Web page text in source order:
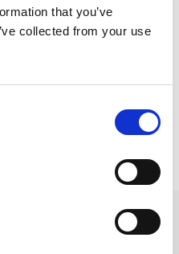
that you’ve
collected from your use
2027 /
Veckokalender
2027 /
2027 /Burde kalender
är 299 kr (2026-08-09)